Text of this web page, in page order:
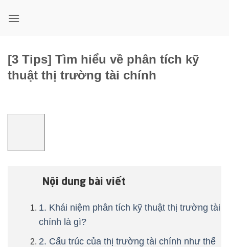
qua
[3 Tips] Tìm hiểu về phân tích kỹ
thuật thị trường tài chính
Nội dung bài viết
1. Khái niệm phân tích kỹ thuật thị trường tài
chính là gì?
2. Cấu trúc của thị trường tài chính như thế